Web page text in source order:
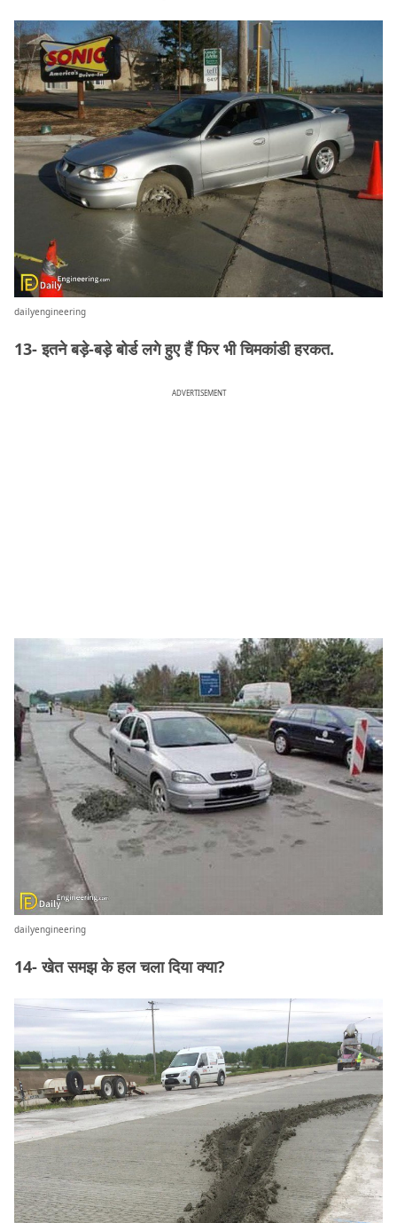
dailyengineering
13- इतने बड़े-बड़े बोर्ड लगे हुए हैं फिर भी चिमकांडी हरकत.
ADVERTISEMENT
dailyengineering
14- खेत समझ के हल चला दिया क्या?